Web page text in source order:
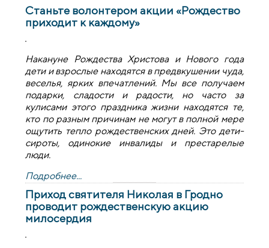
Станьте волонтером акции «Рождество
приходит к каждому»
Накануне Рождества Христова и Нового года
дети и взрослые находятся в предвкушении чуда,
веселья, ярких впечатлений. Мы все получаем
подарки, сладости и радости, но часто за
кулисами этого праздника жизни находятся те,
кто по разным причинам не могут в полной мере
ощутить тепло рождественских дней. Это дети-
сироты, одинокие инвалиды и престарелые
люди.
Подробнее...
Приход святителя Николая в Гродно
проводит рождественскую акцию
милосердия